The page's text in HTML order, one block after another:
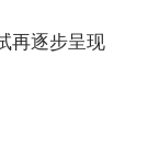
再逐步呈现